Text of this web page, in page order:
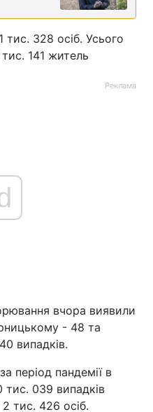
328 осіб. Усього
141 житель
Реклама
вчора виявили
- 48 та
випадків.
період пандемії в
тис. 039 випадків
тис. 426 осіб.